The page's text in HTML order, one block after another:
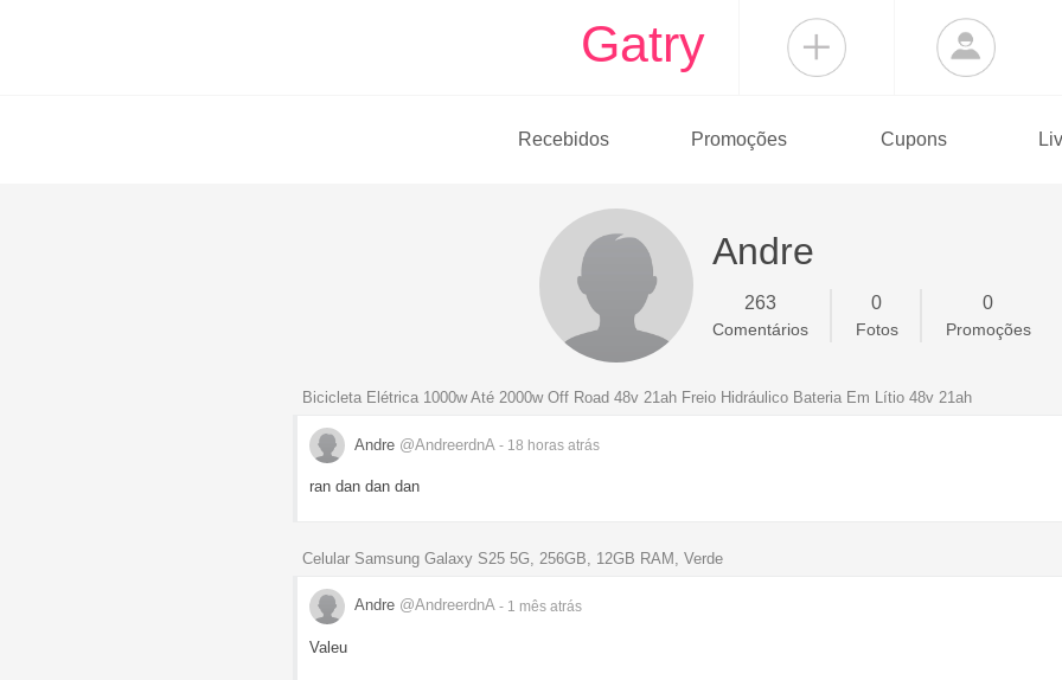
Gatry
Recebidos Promoções Cupons
Andre
263
Comentários
0
Fotos
0
Promoções
Bicicleta Elétrica 1000w Até 2000w Off Road 48v 21ah Freio Hidráulico Bateria Em Lítio 48v 21ah
Andre @AndreerdnA - 18 horas atrás
ran dan dan dan
Celular Samsung Galaxy S25 5G, 256GB, 12GB RAM, Verde
Andre @AndreerdnA - 1 mês atrás
Valeu